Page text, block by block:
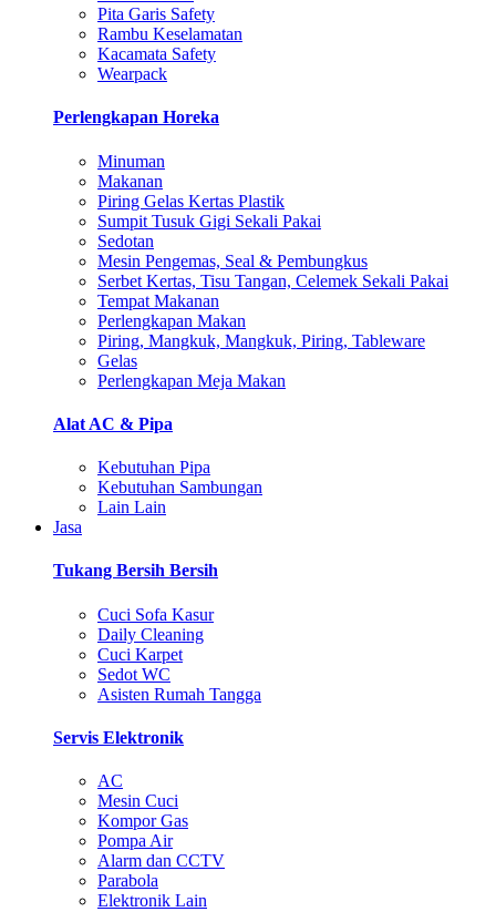
Pita Garis Safety
Rambu Keselamatan
Kacamata Safety
Wearpack
Perlengkapan Horeka
Minuman
Makanan
Piring Gelas Kertas Plastik
Sumpit Tusuk Gigi Sekali Pakai
Sedotan
Mesin Pengemas, Seal & Pembungkus
Serbet Kertas, Tisu Tangan, Celemek Sekali Pakai
Tempat Makanan
Perlengkapan Makan
Piring, Mangkuk, Mangkuk, Piring, Tableware
Gelas
Perlengkapan Meja Makan
Alat AC & Pipa
Kebutuhan Pipa
Kebutuhan Sambungan
Lain Lain
Jasa
Tukang Bersih Bersih
Cuci Sofa Kasur
Daily Cleaning
Cuci Karpet
Sedot WC
Asisten Rumah Tangga
Servis Elektronik
AC
Mesin Cuci
Kompor Gas
Pompa Air
Alarm dan CCTV
Parabola
Elektronik Lain